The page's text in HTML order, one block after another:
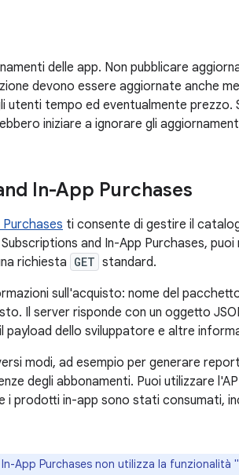
delle app. Non pubblicare
devono essere aggiornate anche
utenti tempo ed eventualmente prezzo.
iniziare a ignorare gli
In-App Purchases
ti consente di gestire il
and In-App Purchases,
richiesta GET standard.
sull'acquisto: nome del
Il server risponde con un oggetto
dello sviluppatore e altre
modi, ad esempio per generare
degli abbonamenti. Puoi utilizzare
i prodotti in-app sono stati consumati,
App Purchases non utilizza la